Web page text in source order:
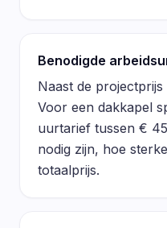
Benodigde
Naast de
Voor een dakkapel
uurtarief tussen €
nodig zijn, hoe
totaalprijs.